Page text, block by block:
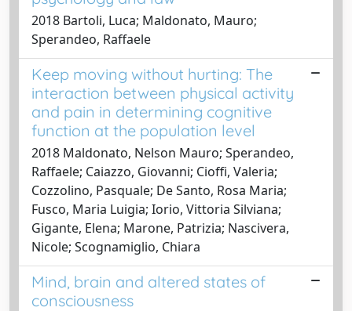
2018 Bartoli, Luca; Maldonato, Mauro;
Sperandeo, Raffaele
Keep moving without hurting: The
interaction between physical activity
and pain in determining cognitive
function at the population level
2018 Maldonato, Nelson Mauro; Sperandeo,
Raffaele; Caiazzo, Giovanni; Cioffi, Valeria;
Cozzolino, Pasquale; De Santo, Rosa Maria;
Fusco, Maria Luigia; Iorio, Vittoria Silviana;
Gigante, Elena; Marone, Patrizia; Nascivera,
Nicole; Scognamiglio, Chiara
Mind, brain and altered states of
consciousness